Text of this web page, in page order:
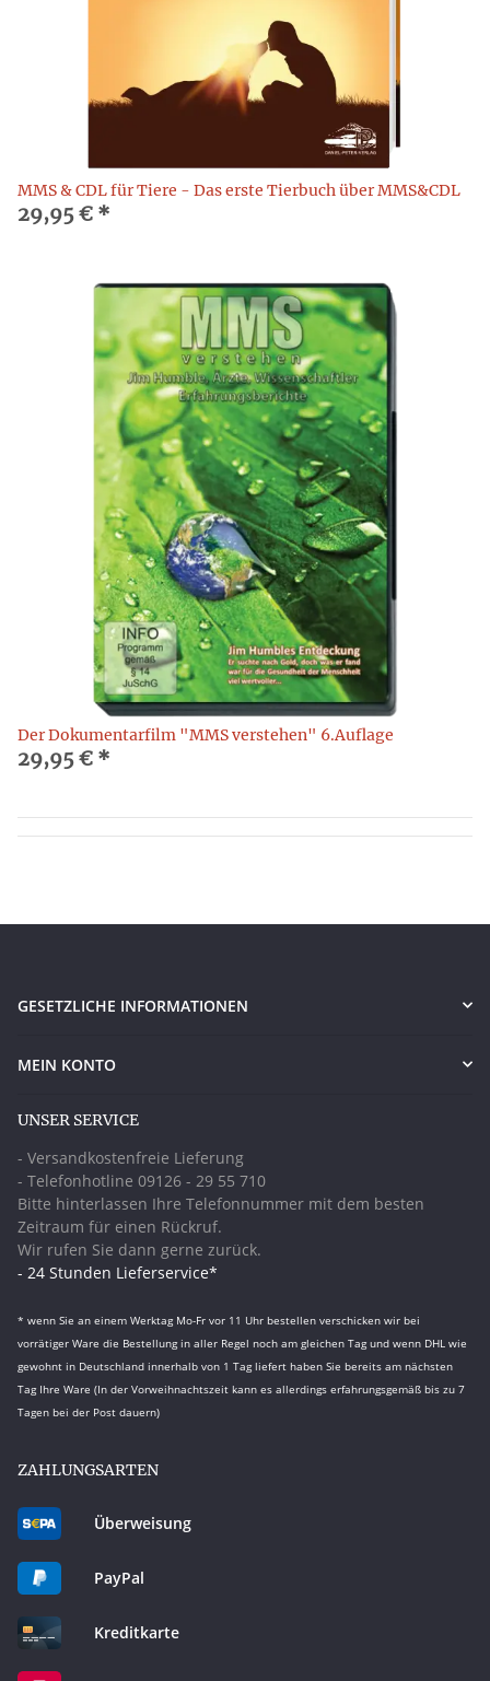
MMS & CDL für Tiere - Das erste Tierbuch über MMS&CDL
29,95 € *
Der Dokumentarfilm "MMS verstehen" 6.Auflage
29,95 € *
GESETZLICHE INFORMATIONEN
MEIN KONTO
UNSER SERVICE
- Versandkostenfreie Lieferung
- Telefonhotline 09126 - 29 55 710
Bitte hinterlassen Ihre Telefonnummer mit dem besten
Zeitraum für einen Rückruf.
Wir rufen Sie dann gerne zurück.
- 24 Stunden Lieferservice*
* wenn Sie an einem Werktag Mo-Fr vor 11 Uhr bestellen verschicken wir bei
vorrätiger Ware die Bestellung in aller Regel noch am gleichen Tag und wenn DHL wie
gewohnt in Deutschland innerhalb von 1 Tag liefert haben Sie bereits am nächsten
Tag Ihre Ware (In der Vorweihnachtszeit kann es allerdings erfahrungsgemäß bis zu 7
Tagen bei der Post dauern)
ZAHLUNGSARTEN
Überweisung
PayPal
Kreditkarte